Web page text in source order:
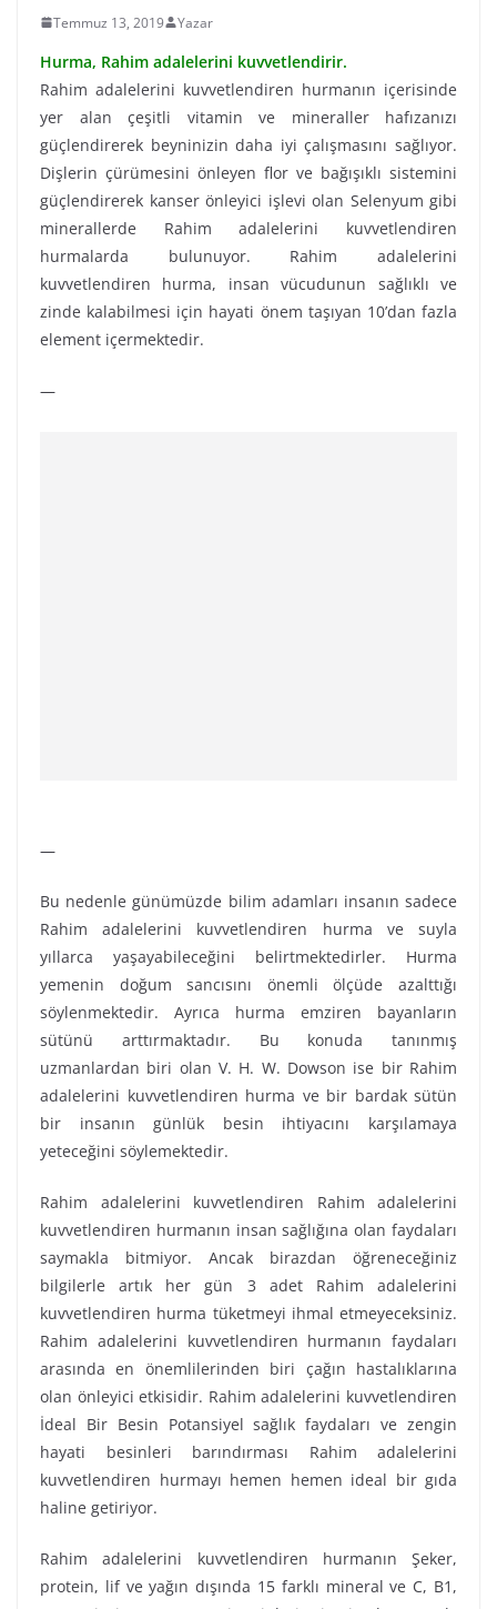
Temmuz 13, 2019 Yazar
Hurma, Rahim adalelerini kuvvetlendirir.
Rahim adalelerini kuvvetlendiren hurmanın içerisinde
yer alan çeşitli vitamin ve mineraller hafızanızı
güçlendirerek beyninizin daha iyi çalışmasını sağlıyor.
Dişlerin çürümesini önleyen flor ve bağışıklı sistemini
güçlendirerek kanser önleyici işlevi olan Selenyum gibi
minerallerde Rahim adalelerini kuvvetlendiren
hurmalarda bulunuyor. Rahim adalelerini
kuvvetlendiren hurma, insan vücudunun sağlıklı ve
zinde kalabilmesi için hayati önem taşıyan 10’dan fazla
element içermektedir.
—
—
Bu nedenle günümüzde bilim adamları insanın sadece
Rahim adalelerini kuvvetlendiren hurma ve suyla
yıllarca yaşayabileceğini belirtmektedirler. Hurma
yemenin doğum sancısını önemli ölçüde azalttığı
söylenmektedir. Ayrıca hurma emziren bayanların
sütünü arttırmaktadır. Bu konuda tanınmış
uzmanlardan biri olan V. H. W. Dowson ise bir Rahim
adalelerini kuvvetlendiren hurma ve bir bardak sütün
bir insanın günlük besin ihtiyacını karşılamaya
yeteceğini söylemektedir.
Rahim adalelerini kuvvetlendiren Rahim adalelerini
kuvvetlendiren hurmanın insan sağlığına olan faydaları
saymakla bitmiyor. Ancak birazdan öğreneceğiniz
bilgilerle artık her gün 3 adet Rahim adalelerini
kuvvetlendiren hurma tüketmeyi ihmal etmeyeceksiniz.
Rahim adalelerini kuvvetlendiren hurmanın faydaları
arasında en önemlilerinden biri çağın hastalıklarına
olan önleyici etkisidir. Rahim adalelerini kuvvetlendiren
İdeal Bir Besin Potansiyel sağlık faydaları ve zengin
hayati besinleri barındırması Rahim adalelerini
kuvvetlendiren hurmayı hemen hemen ideal bir gıda
haline getiriyor.
Rahim adalelerini kuvvetlendiren hurmanın Şeker,
protein, lif ve yağın dışında 15 farklı mineral ve C, B1,